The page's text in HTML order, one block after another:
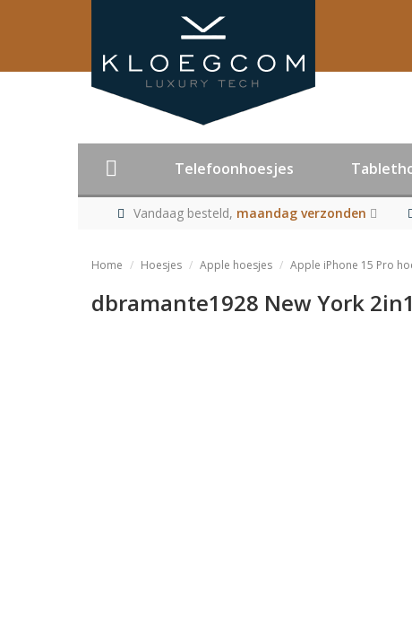
Telefoonhoesjes
Vandaag besteld, maandag verzonden
Home Hoesjes Apple hoesjes Apple iPhone 15 Pro
dbramante1928 New York